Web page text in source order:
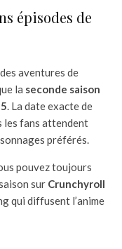
épisodes de
aventures de
la seconde saison
. La date exacte de
les fans attendent
préférés.
pouvez toujours
sur Crunchyroll
qui diffusent l’anime